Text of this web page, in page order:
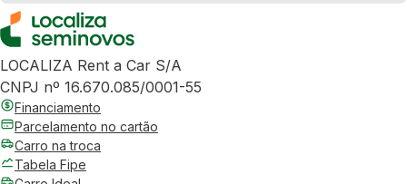
LOCALIZA Rent a Car S/A
CNPJ nº 16.670.085/0001-55
Financiamento
Parcelamento no cartão
Carro na troca
Tabela Fipe